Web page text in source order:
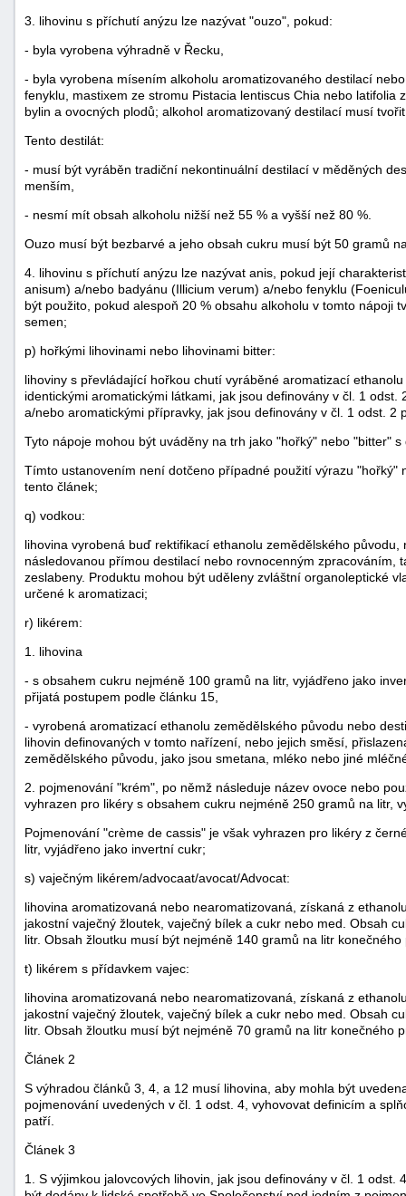
3. lihovinu s příchutí anýzu lze nazývat "ouzo", pokud:
- byla vyrobena výhradně v Řecku,
- byla vyrobena mísením alkoholu aromatizovaného destilací
fenyklu, mastixem ze stromu Pistacia lentiscus Chia nebo
bylin a ovocných plodů; alkohol aromatizovaný destilací musí
Tento destilát:
- musí být vyráběn tradiční nekontinuální destilací v měděných
menším,
- nesmí mít obsah alkoholu nižší než 55 % a vyšší než 80 %.
Ouzo musí být bezbarvé a jeho obsah cukru musí být 50 gramů
4. lihovinu s příchutí anýzu lze nazývat anis, pokud její
anisum) a/nebo badyánu (Illicium verum) a/nebo fenyklu
být použito, pokud alespoň 20 % obsahu alkoholu v tomto nápoji
semen;
p) hořkými lihovinami nebo lihovinami bitter:
lihoviny s převládající hořkou chutí vyráběné aromatizací
identickými aromatickými látkami, jak jsou definovány v čl. 1
a/nebo aromatickými přípravky, jak jsou definovány v čl. 1 odst. 2
Tyto nápoje mohou být uváděny na trh jako "hořký" nebo "bitter"
Tímto ustanovením není dotčeno případné použití výrazu "hořký"
tento článek;
q) vodkou:
lihovina vyrobená buď rektifikací ethanolu zemědělského
následovanou přímou destilací nebo rovnocenným zpracováním,
zeslabeny. Produktu mohou být uděleny zvláštní organoleptické
určené k aromatizaci;
r) likérem:
1. lihovina
- s obsahem cukru nejméně 100 gramů na litr, vyjádřeno jako
přijatá postupem podle článku 15,
- vyrobená aromatizací ethanolu zemědělského původu nebo
lihovin definovaných v tomto nařízení, nebo jejich směsí,
zemědělského původu, jako jsou smetana, mléko nebo jiné
2. pojmenování "krém", po němž následuje název ovoce nebo
vyhrazen pro likéry s obsahem cukru nejméně 250 gramů na litr,
Pojmenování "crème de cassis" je však vyhrazen pro likéry z
litr, vyjádřeno jako invertní cukr;
s) vaječným likérem/advocaat/avocat/Advocat:
lihovina aromatizovaná nebo nearomatizovaná, získaná z
jakostní vaječný žloutek, vaječný bílek a cukr nebo med. Obsah
litr. Obsah žloutku musí být nejméně 140 gramů na litr konečného
t) likérem s přídavkem vajec:
lihovina aromatizovaná nebo nearomatizovaná, získaná z
jakostní vaječný žloutek, vaječný bílek a cukr nebo med. Obsah
litr. Obsah žloutku musí být nejméně 70 gramů na litr konečného
Článek 2
S výhradou článků 3, 4, a 12 musí lihovina, aby mohla být
pojmenování uvedených v čl. 1 odst. 4, vyhovovat definicím a
patří.
Článek 3
1. S výjimkou jalovcových lihovin, jak jsou definovány v čl. 1